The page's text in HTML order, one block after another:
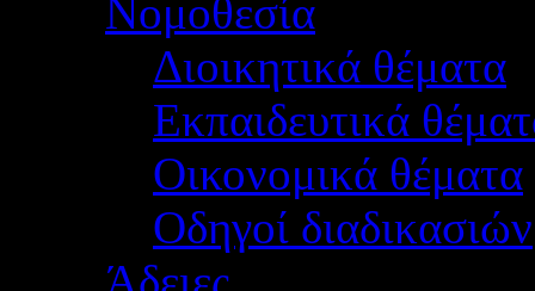
Νομοθεσία
Διοικητικά θέματα
Εκπαιδευτικά
Οικονομικά θέματα
Οδηγοί διαδικασιών
Άδειες